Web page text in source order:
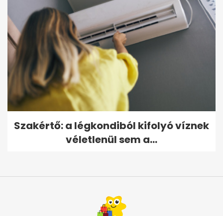
Szakértő: a légkondiból kifolyó víznek
véletlenül sem a...